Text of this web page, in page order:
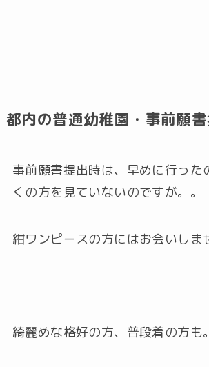
都内の普通幼稚園・事前願
事前願書提出時は、早めに行った
くの方を見ていないのですが。。
紺ワンピースの方にはお会いしま
綺麗めな格好の方、普段着の方も。